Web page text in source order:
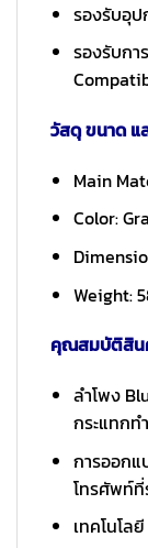
รองรับอุป
รองรับกา
วัสดุ ขนาด แ
Main
Color:
Weight:
คุณสมบัติสินค้
ลำโพง
กระแทก
การออก
โทรศัพท์ที่
เทคโนโล